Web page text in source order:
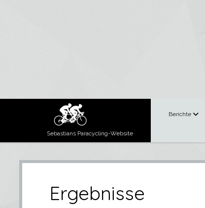
Sebastians Paracycling-Website
Berichte
Ergebnisse